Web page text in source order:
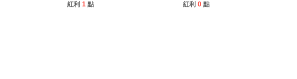
紅利 1 點
紅利 0 點